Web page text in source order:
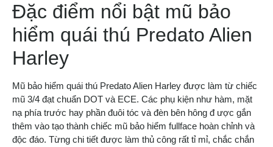
Đặc điểm nổi bật mũ bảo
hiểm quái thú Predato Alien
Harley
Mũ bảo hiểm quái thú Predato Alien Harley được làm từ chiếc
mũ 3/4 đạt chuẩn DOT và ECE. Các phụ kiện như hàm, mặt
nạ phía trước hay phần đuôi tóc và đèn bên hông đ ược gắn
thêm vào tạo thành chiếc mũ bảo hiểm fullface hoàn chỉnh và
độc đáo. Từng chi tiết được làm thủ công rất tỉ mỉ, chắc chắn